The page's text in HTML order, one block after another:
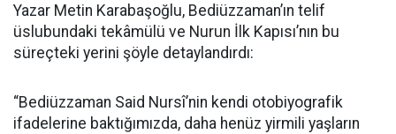
Yazar Metin Karabaşoğlu, Bediüzzaman’ın telif
üslubundaki tekâmülü ve Nurun İlk Kapısı’nın bu
süreçteki yerini şöyle detaylandırdı:
“Bediüzzaman Said Nursî’nin kendi otobiyografik
ifadelerine baktığımızda, daha henüz yirmili yaşların